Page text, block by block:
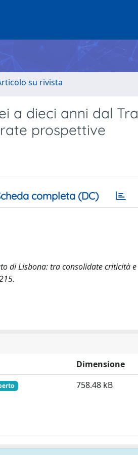
su rivista
a dieci anni dal
prospettive
completa (DC)
di Lisbona: tra consolidate criticità
Dimensione
758.48 kB